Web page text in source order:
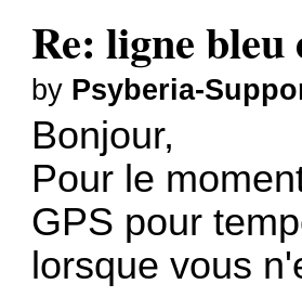
Re: ligne
by Psyberia-
Bonjour,
Pour le
GPS pour
lorsque vous